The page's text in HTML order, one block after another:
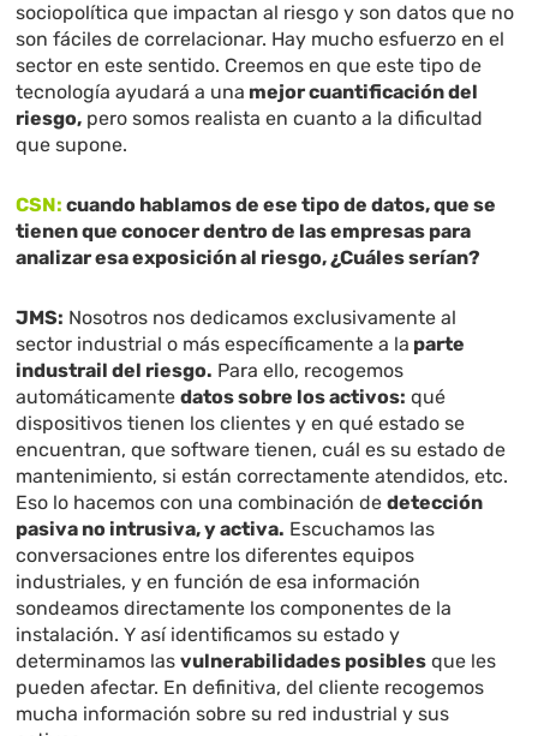
sociopolítica que impactan al riesgo y son datos que no
son fáciles de correlacionar. Hay mucho esfuerzo en el
sector en este sentido. Creemos en que este tipo de
tecnología ayudará a una mejor cuantificación del
riesgo, pero somos realista en cuanto a la dificultad
que supone.
CSN: cuando hablamos de ese tipo de datos, que se
tienen que conocer dentro de las empresas para
analizar esa exposición al riesgo, ¿Cuáles serían?
JMS: Nosotros nos dedicamos exclusivamente al
sector industrial o más específicamente a la parte
industrail del riesgo. Para ello, recogemos
automáticamentedatos sobre los activos: qué
dispositivos tienen los clientes y en qué estado se
encuentran, que software tienen, cuál es su estado de
mantenimiento, si están correctamente atendidos, etc.
Eso lo hacemos con una combinación dedetección
pasiva no intrusiva, y activa. Escuchamos las
conversaciones entre los diferentes equipos
industriales, y en función de esa información
sondeamos directamente los componentes de la
instalación. Y así identificamos su estado y
determinamos lasvulnerabilidades posibles que les
pueden afectar. En definitiva, del cliente recogemos
mucha información sobre su red industrial y sus